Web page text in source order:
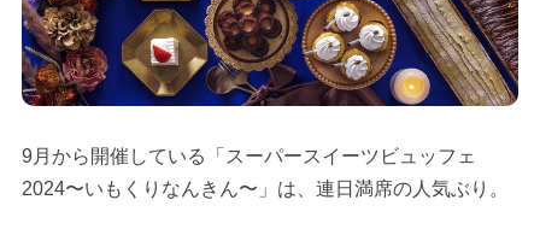
9月から開催している「スーパースイーツビュッフェ
2024〜いもくりなんきん〜」は、連日満席の人気ぶり。